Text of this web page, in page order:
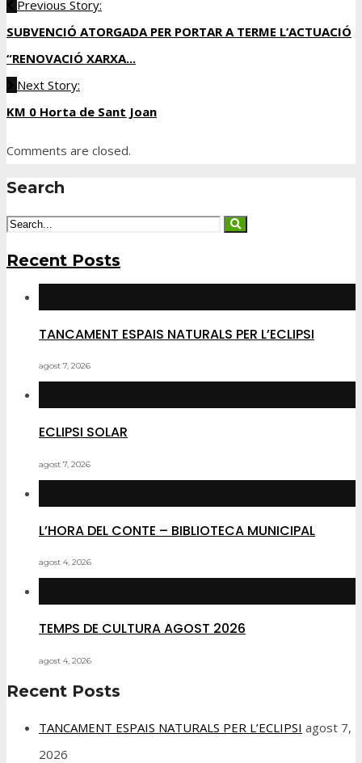
Previous Story:
SUBVENCIÓ ATORGADA PER PORTAR A TERME L’ACTUACIÓ
“RENOVACIÓ XARXA...
Next Story:
KM 0 Horta de Sant Joan
Comments are closed.
Search
Recent Posts
TANCAMENT ESPAIS NATURALS PER L’ECLIPSI
agost 7, 2026
ECLIPSI SOLAR
agost 7, 2026
L’HORA DEL CONTE – BIBLIOTECA MUNICIPAL
agost 4, 2026
TEMPS DE CULTURA AGOST 2026
agost 4, 2026
Recent Posts
TANCAMENT ESPAIS NATURALS PER L’ECLIPSI agost 7,
2026